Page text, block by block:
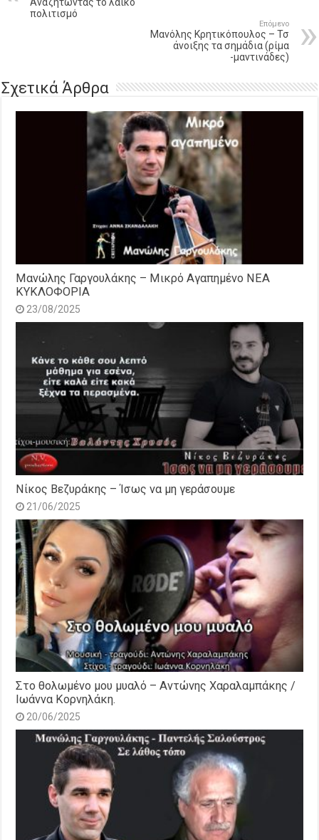
πολιτισμό
Επόμενο
Μανόλης Κρητικόπουλος – Τσ
άνοιξης τα σημάδια (ρίμα
-μαντινάδες)
Σχετικά Άρθρα
Μανώλης Γαργουλάκης – Μικρό Αγαπημένο NEΑ
ΚΥΚΛΟΦΟΡΙΑ
23/08/2025
Νίκος Βεζυράκης – Ίσως να μη γεράσουμε
21/06/2025
Στο θολωμένο μου μυαλό – Αντώνης Χαραλαμπάκης /
Ιωάννα Κορνηλάκη.
20/06/2025